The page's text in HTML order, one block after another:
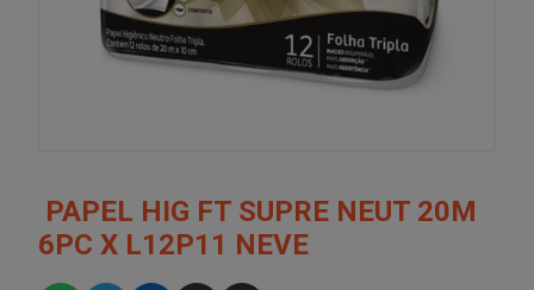
PAPEL HIG FT SUPRE NEUT 20M
6PC X L12P11 NEVE